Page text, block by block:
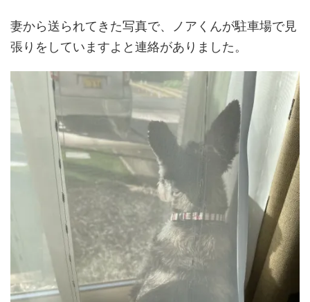
妻から送られてきた写真で、ノアくんが駐車場で見
張りをしていますよと連絡がありました。